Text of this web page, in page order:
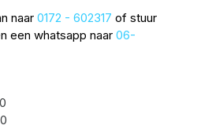
naar 0172 - 602317 of stuur
een whatsapp naar 06-